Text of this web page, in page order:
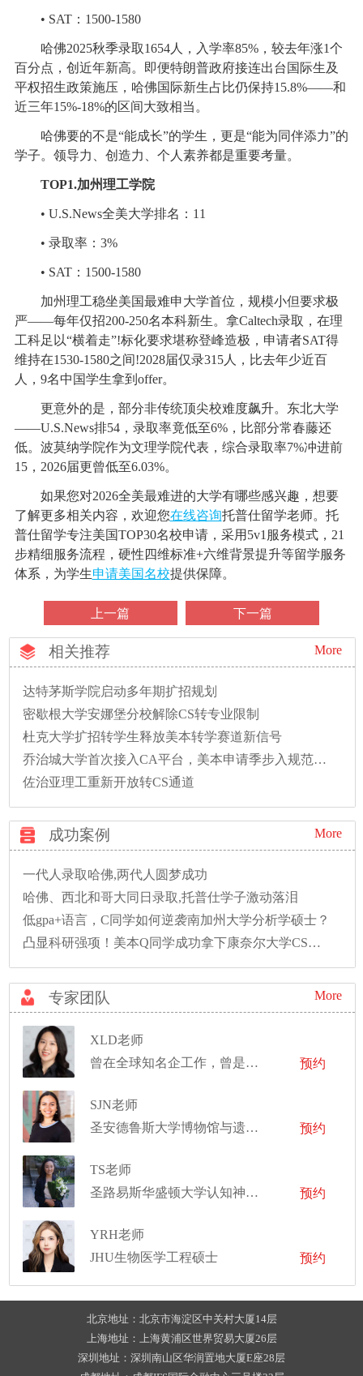
• SAT：1500-1580
哈佛2025秋季录取1654人，入学率85%，较去年涨1个
百分点，创近年新高。即便特朗普政府接连出台国际生及
平权招生政策施压，哈佛国际新生占比仍保持15.8%——和
近三年15%-18%的区间大致相当。
哈佛要的不是“能成长”的学生，更是“能为同伴添力”的
学子。领导力、创造力、个人素养都是重要考量。
TOP1.加州理工学院
• U.S.News全美大学排名：11
• 录取率：3%
• SAT：1500-1580
加州理工稳坐美国最难申大学首位，规模小但要求极
严——每年仅招200-250名本科新生。拿Caltech录取，在理
工科足以“横着走”!标化要求堪称登峰造极，申请者SAT得
维持在1530-1580之间!2028届仅录315人，比去年少近百
人，9名中国学生拿到offer。
更意外的是，部分非传统顶尖校难度飙升。东北大学
——U.S.News排54，录取率竟低至6%，比部分常春藤还
低。波莫纳学院作为文理学院代表，综合录取率7%冲进前
15，2026届更曾低至6.03%。
如果您对2026全美最难进的大学有哪些感兴趣，想要
了解更多相关内容，欢迎您在线咨询托普仕留学老师。托
普仕留学专注美国TOP30名校申请，采用5v1服务模式，21
步精细服务流程，硬性四维标准+六维背景提升等留学服务
体系，为学生申请美国名校提供保障。
上一篇 下一篇
相关推荐 More
达特茅斯学院启动多年期扩招规划
密歇根大学安娜堡分校解除CS转专业限制
杜克大学扩招转学生释放美本转学赛道新信号
乔治城大学首次接入CA平台，美本申请季步入规范新时代
佐治亚理工重新开放转CS通道
成功案例 More
一代人录取哈佛,两代人圆梦成功
哈佛、西北和哥大同日录取,托普仕学子激动落泪
低gpa+语言，C同学如何逆袭南加州大学分析学硕士？
凸显科研强项！美本Q同学成功拿下康奈尔大学CS硕士录取！
专家团队 More
XLD老师
曾在全球知名企工作，曾是导演和音乐制作人
预约
SJN老师
圣安德鲁斯大学博物馆与遗产研究硕士、埃默里大学中东、南亚研究和艺术史本科
预约
TS老师
圣路易斯华盛顿大学认知神经科学博士
预约
YRH老师
JHU生物医学工程硕士
预约
北京地址：北京市海淀区中关村大厦14层
上海地址：上海黄浦区世界贸易大厦26层
深圳地址：深圳南山区华润置地大厦E座28层